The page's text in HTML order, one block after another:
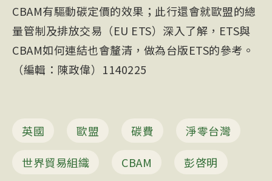
CBAM有驅動碳定價的效果；此行還會就歐盟的總
量管制及排放交易（EU ETS）深入了解，ETS與
CBAM如何連結也會釐清，做為台版ETS的參考。
（編輯：陳政偉）1140225
英國 歐盟 碳費
淨零台灣
世界貿易組織
CBAM 彭啓明